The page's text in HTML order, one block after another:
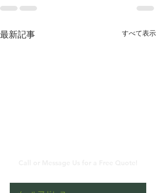
最新記事 すべて表示